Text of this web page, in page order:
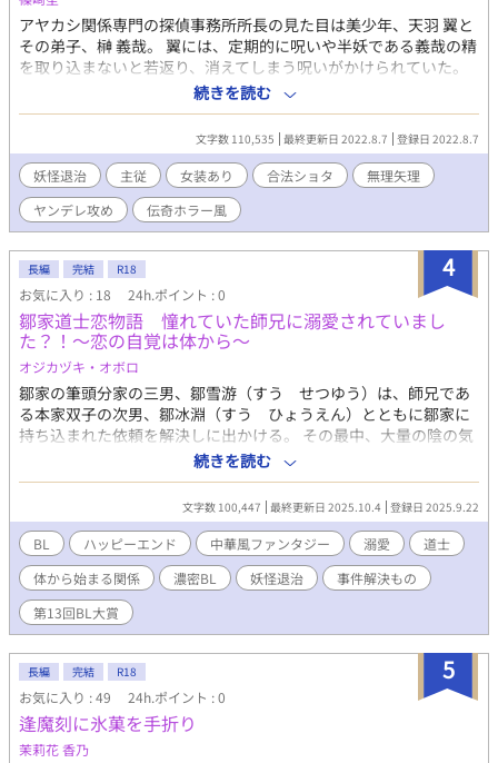
掲載させていただきました！デフォルトモードの葉助くん、ぜひ
ご覧下さい！ ショタもお兄さんも女の子も、えちえちイラストも
ほのぼの系も全部尊すぎるし様を皆で推そう！
https://www.pixiv.net/artworks/84447730 触手に脱がされちゃ
うから見えないというのに、すごく丁寧に服のデザインしてくだ
さって、本当にし様ありがとうございます…(土下座)(ここで言う
な)葉助の後ろの束ねた髪、本当に私のツボです…涙
アヤカシ関係専門の探偵事務所所長の見た目は美少年、天羽 翼と
その弟子、榊 義哉。 翼には、定期的に呪いや半妖である義哉の精
を取り込まないと若返り、消えてしまう呪いがかけられていた。
義哉の弟子であるオスカーらと事件を解決しながら呪いの手がか
りを探っていくが……。 ※暈した地名など出たりしますがフ
ィクションです。あくまでもモデルです。 ※登場人物の宗教観
が極端ですがあくまでもキャラの個人的な主観です。
続きを読む
文字数 110,535 最終更新日 2022.8.7 登録日 2022.8.7
妖怪退治 主従 女装あり 合法ショタ
無理矢理
ヤンデレ攻め
伝奇ホラー風
4
長編 完結 R18
お気に入り : 18 24h.ポイント : 0
鄒家道士恋物語 憧れていた師兄に溺愛されていまし
た？！～恋の自覚は体から～
オジカヅキ・オボロ
鄒家の筆頭分家の三男、鄒雪游（すう せつゆう）は、師兄であ
る本家双子の次男、鄒冰淵（すう ひょうえん）とともに鄒家に
持ち込まれた依頼を解決しに出かける。 その最中、大量の陰の気
に襲われた雪游。命の危険がある状態を早く回復させる方法をい
くつか挙げられ、結局早く回復できる方法として冰淵に抱かれる
ことを選んだ。その後、急激に、めちゃくちゃ、冰淵を師兄とし
てだけではなく意識してしまう。 事件を解決する中で劉紫焔（り
ゅう しえん）や白寒澤（はく かんたく）といった道士や仙獣
と出会い、冰淵への想いに迷い、恋だと自覚し狼狽え、解決した
はずの事件が真に解決したわけではなかったなど、様々な出会い
と事件が交錯する。 ハッピーエンドで完結済みの話をアップして
いきます。
続きを読む
文字数 100,447 最終更新日 2025.10.4 登録日 2025.9.22
BL ハッピーエンド 中華風ファンタジー 溺愛
道士
体から始まる関係
濃密BL 妖怪退治
事件解決もの
第13回BL大賞
5
長編 完結 R18
お気に入り : 49 24h.ポイント : 0
逢魔刻に氷菓を手折り
茉莉花 香乃